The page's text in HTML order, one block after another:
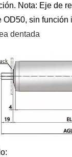
Nota: Eje de
OD50, sin función
dentada